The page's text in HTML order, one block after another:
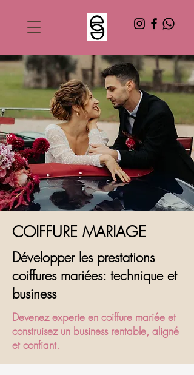
COIFFURE MARIAGE
Développer les prestations
coiffures mariées: technique et
business
Devenez experte en coiffure mariée et
construisez un business rentable, aligné
et confiant.